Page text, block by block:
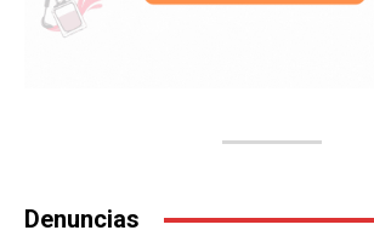
Denuncias